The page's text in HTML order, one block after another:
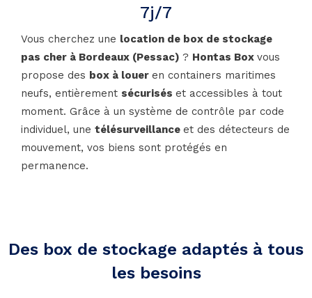
7j/7
Vous cherchez une location de box de stockage
pas cher à Bordeaux (Pessac) ? Hontas Box vous
propose des box à louer en containers maritimes
neufs, entièrement sécurisés et accessibles à tout
moment. Grâce à un système de contrôle par code
individuel, une télésurveillance et des détecteurs de
mouvement, vos biens sont protégés en
permanence.
Des box de stockage adaptés à tous
les besoins